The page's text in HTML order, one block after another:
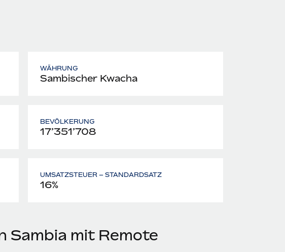
WÄHRUNG
Sambischer Kwacha
BEVÖLKERUNG
17’351’708
UMSATZSTEUER – STANDARDSATZ
16%
Sambia mit Remote